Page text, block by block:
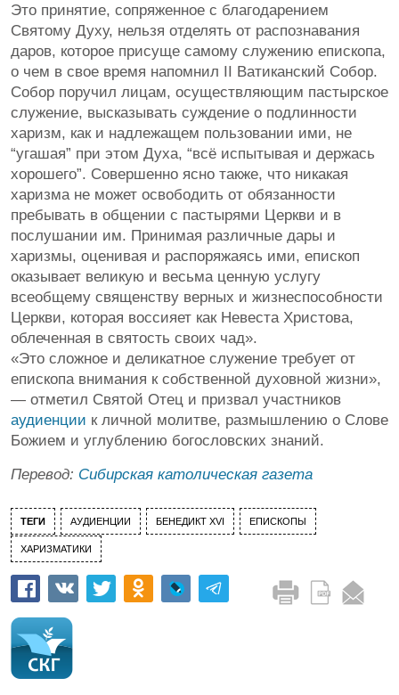
Это принятие, сопряженное с благодарением
Святому Духу, нельзя отделять от распознавания
даров, которое присуще самому служению епископа,
о чем в свое время напомнил II Ватиканский Собор.
Собор поручил лицам, осуществляющим пастырское
служение, высказывать суждение о подлинности
харизм, как и надлежащем пользовании ими, не
“угашая” при этом Духа, “всё испытывая и держась
хорошего”. Совершенно ясно также, что никакая
харизма не может освободить от обязанности
пребывать в общении с пастырями Церкви и в
послушании им. Принимая различные дары и
харизмы, оценивая и распоряжаясь ими, епископ
оказывает великую и весьма ценную услугу
всеобщему священству верных и жизнеспособности
Церкви, которая воссияет как Невеста Христова,
облеченная в святость своих чад».
«Это сложное и деликатное служение требует от
епископа внимания к собственной духовной жизни»,
— отметил Святой Отец и призвал участников
аудиенции к личной молитве, размышлению о Слове
Божием и углублению богословских знаний.
Перевод: Сибирская католическая газета
ТЕГИ АУДИЕНЦИИ БЕНЕДИКТ XVI ЕПИСКОПЫ
ХАРИЗМАТИКИ